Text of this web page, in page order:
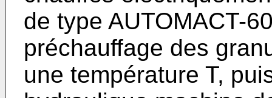
de type AUTOMACT-
préchauffage des
une température T,